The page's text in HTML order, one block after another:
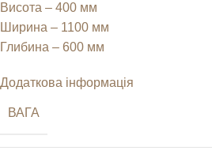
Висота – 400 мм
Ширина – 1100 мм
Глибина – 600 мм
Додаткова інформація
ВАГА